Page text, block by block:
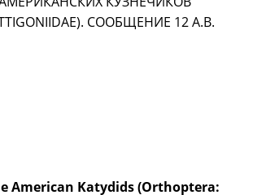
American Katydids (Orthoptera: